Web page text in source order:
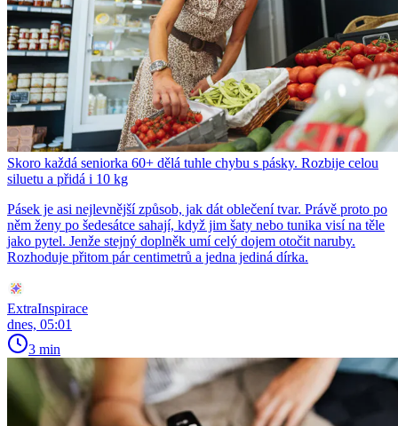
Skoro každá seniorka 60+ dělá tuhle chybu s pásky. Rozbije celou
siluetu a přidá i 10 kg
Pásek je asi nejlevnější způsob, jak dát oblečení tvar. Právě proto po
něm ženy po šedesátce sahají, když jim šaty nebo tunika visí na těle
jako pytel. Jenže stejný doplněk umí celý dojem otočit naruby.
Rozhoduje přitom pár centimetrů a jedna jediná dírka.
ExtraInspirace
dnes, 05:01
3 min